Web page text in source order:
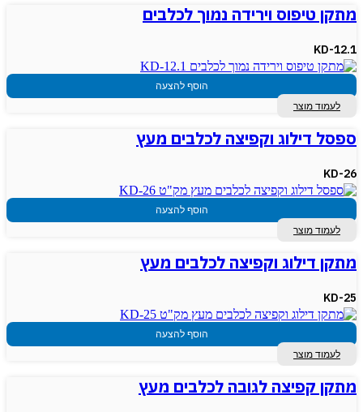
מתקן טיפוס וירידה נמוך לכלבים
KD-12.1
הוסף להצעה
לעמוד מוצר
ספסל דילוג וקפיצה לכלבים מעץ
KD-26
הוסף להצעה
לעמוד מוצר
מתקן דילוג וקפיצה לכלבים מעץ
KD-25
הוסף להצעה
לעמוד מוצר
מתקן קפיצה לגובה לכלבים מעץ